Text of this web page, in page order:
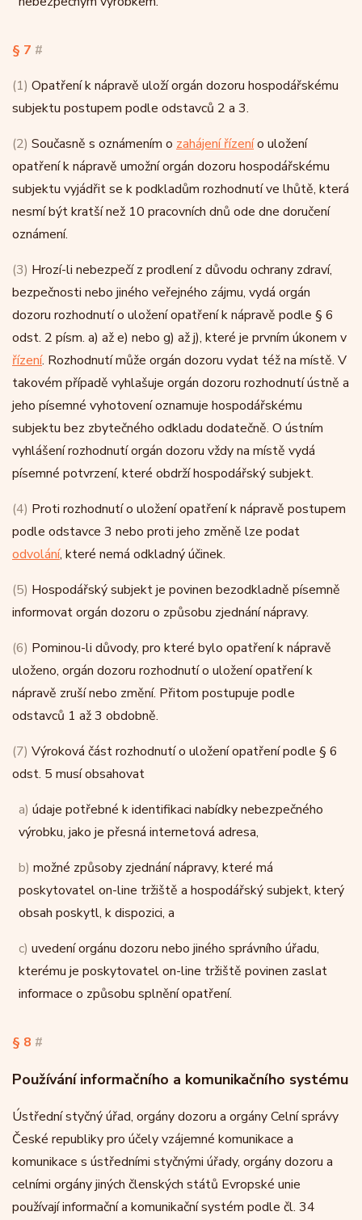
§ 7 #
(1) Opatření k nápravě uloží orgán dozoru hospodářskému
subjektu postupem podle odstavců 2 a 3.
(2) Současně s oznámením o zahájení řízenío uložení
opatření k nápravě umožní orgán dozoru hospodářskému
subjektu vyjádřit se k podkladům rozhodnutí ve lhůtě, která
nesmí být kratší než 10 pracovních dnů ode dne doručení
oznámení.
(3) Hrozí-li nebezpečí z prodlení z důvodu ochrany zdraví,
bezpečnosti nebo jiného veřejného zájmu, vydá orgán
dozoru rozhodnutí o uložení opatření k nápravě podle § 6
odst. 2 písm. a) až e) nebo g) až j), které je prvním úkonem v
řízení. Rozhodnutí může orgán dozoru vydat též na místě. V
takovém případě vyhlašuje orgán dozoru rozhodnutí ústně a
jeho písemné vyhotovení oznamuje hospodářskému
subjektu bez zbytečného odkladu dodatečně. O ústním
vyhlášení rozhodnutí orgán dozoru vždy na místě vydá
písemné potvrzení, které obdrží hospodářský subjekt.
(4) Proti rozhodnutí o uložení opatření k nápravě postupem
podle odstavce 3 nebo proti jeho změně lze podat
odvolání, které nemá odkladný účinek.
(5) Hospodářský subjekt je povinen bezodkladně písemně
informovat orgán dozoru o způsobu zjednání nápravy.
(6) Pominou-li důvody, pro které bylo opatření k nápravě
uloženo, orgán dozoru rozhodnutí o uložení opatření k
nápravě zruší nebo změní. Přitom postupuje podle
odstavců 1 až 3 obdobně.
(7) Výroková část rozhodnutí o uložení opatření podle § 6
odst. 5 musí obsahovat
a) údaje potřebné k identifikaci nabídky nebezpečného
výrobku, jako je přesná internetová adresa,
b) možné způsoby zjednání nápravy, které má
poskytovatel on-line tržiště a hospodářský subjekt, který
obsah poskytl, k dispozici, a
c) uvedení orgánu dozoru nebo jiného správního úřadu,
kterému je poskytovatel on-line tržiště povinen zaslat
informace o způsobu splnění opatření.
§ 8 #
Používání informačního a komunikačního systému
Ústřední styčný úřad, orgány dozoru a orgány Celní správy
České republiky pro účely vzájemné komunikace a
komunikace s ústředními styčnými úřady, orgány dozoru a
celními orgány jiných členských států Evropské unie
používají informační a komunikační systém podle čl. 34